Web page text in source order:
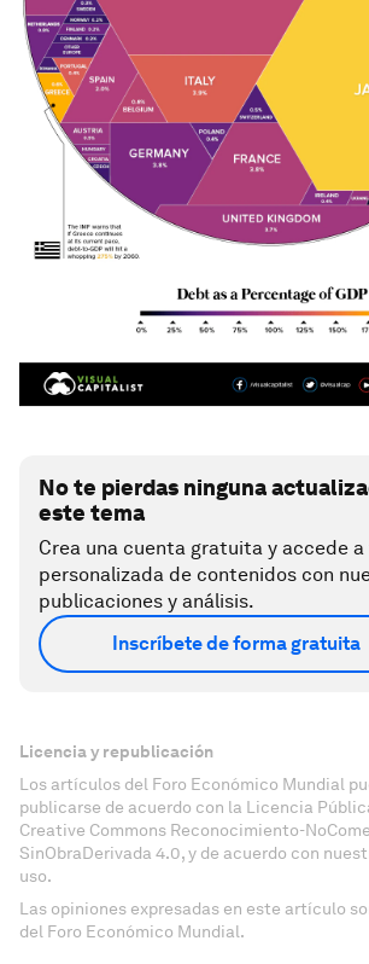
No te pierdas ninguna
este tema
Crea una cuenta gratuita y accede
personalizada de contenidos con
publicaciones y análisis.
Inscríbete de forma gratuita
Licencia y republicación
Los artículos del Foro Económico Mundial
publicarse de acuerdo con la Licencia
Creative Commons Reconocimiento-
SinObraDerivada 4.0, y de acuerdo con
uso.
Las opiniones expresadas en este artículo
del Foro Económico Mundial.